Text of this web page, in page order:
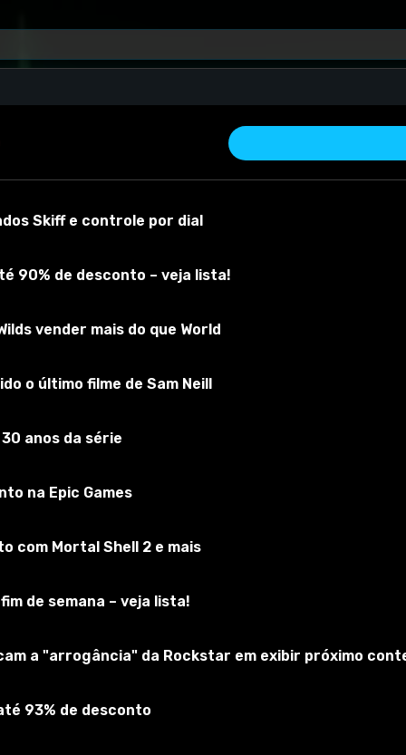
material Versão do mod: Versão do jogo:
se no jogo
Skiff e controle por dial
90% de desconto – veja lista!
vender mais do que World
o último filme de Sam Neill
anos da série
na Epic Games
com Mortal Shell 2 e mais
de semana – veja lista!
a "arrogância" da Rockstar em exibir próximo
93% de desconto